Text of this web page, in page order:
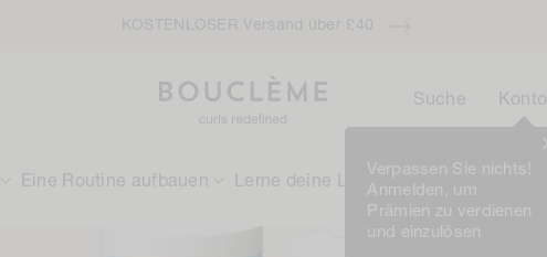
KOSTENLOSER Versand über £40
Eine Routine aufbauen Lerne deine Locken kennen
Suche Konto
Verpassen Sie nichts!
Anmelden, um
Prämien zu verdienen
und einzulösen